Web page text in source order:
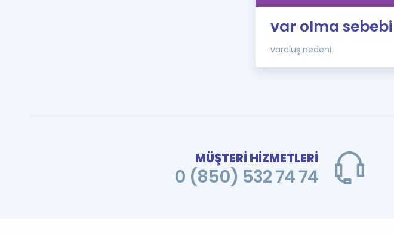
var olma sebebi
varoluş nedeni
MÜŞTERİ HİZMETLERİ
0 (850) 532 74 74